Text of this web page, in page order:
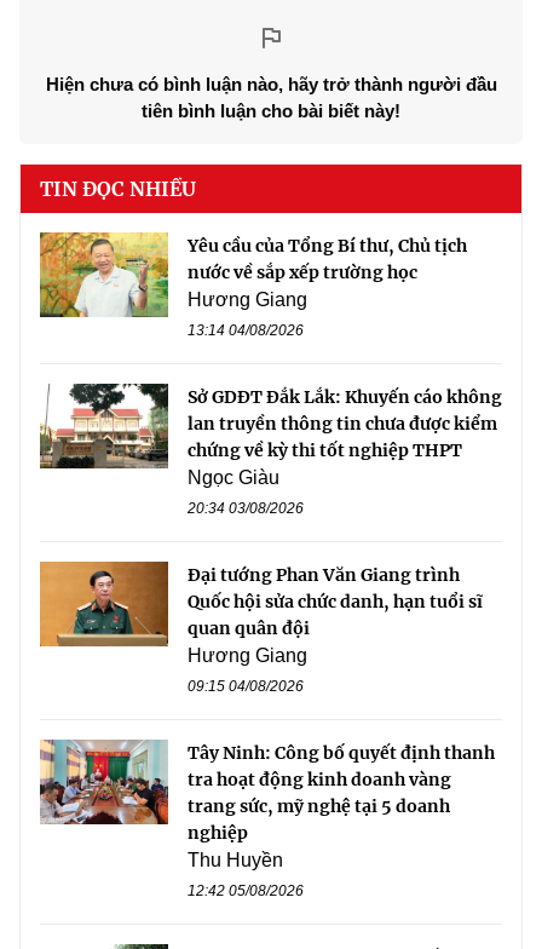
Hiện chưa có bình luận nào, hãy trở thành người đầu
tiên bình luận cho bài biết này!
TIN ĐỌC NHIỀU
Yêu cầu của Tổng Bí thư, Chủ tịch
nước về sắp xếp trường học
Hương Giang
13:14 04/08/2026
Sở GDĐT Đắk Lắk: Khuyến cáo không
lan truyền thông tin chưa được kiểm
chứng về kỳ thi tốt nghiệp THPT
Ngọc Giàu
20:34 03/08/2026
Đại tướng Phan Văn Giang trình
Quốc hội sửa chức danh, hạn tuổi sĩ
quan quân đội
Hương Giang
09:15 04/08/2026
Tây Ninh: Công bố quyết định thanh
tra hoạt động kinh doanh vàng
trang sức, mỹ nghệ tại 5 doanh
nghiệp
Thu Huyền
12:42 05/08/2026